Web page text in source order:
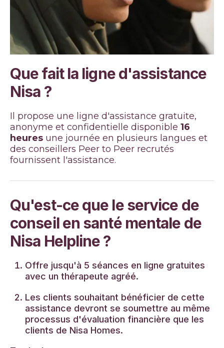
Que fait la ligne d'assistance
Nisa ?
Il propose une ligne d'assistance gratuite,
anonyme et confidentielle disponible 16
heures une journée en plusieurs langues et
des conseillers Peer to Peer recrutés
fournissent l'assistance.
Qu'est-ce que le service de
conseil en santé mentale de
Nisa Helpline ?
Offre jusqu'à 5 séances en ligne gratuites
avec un thérapeute agréé.
Les clients souhaitant bénéficier de cette
assistance devront se soumettre au même
processus d'évaluation financière que les
clients de Nisa Homes.